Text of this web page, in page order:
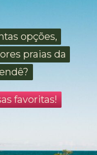
opções,
praias da
opções,
praias da
favoritas!
favoritas!